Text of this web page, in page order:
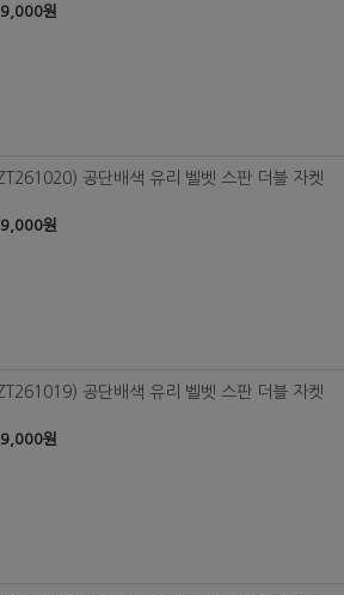
원
공단배색 유리 벨벳 스판 더블 자켓
원
공단배색 유리 벨벳 스판 더블 자켓
원